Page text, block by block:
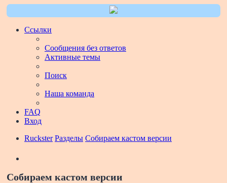
Ссылки
Сообщения без ответов
Активные темы
Поиск
Наша команда
FAQ
Вход
Ruckster Разделы Собираем кастом версии
Собираем кастом версии